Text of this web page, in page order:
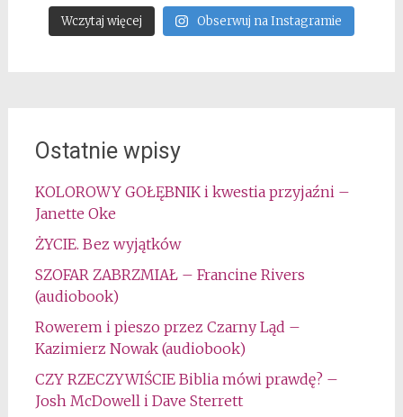
Wczytaj więcej Obserwuj na Instagramie
Ostatnie wpisy
KOLOROWY GOŁĘBNIK i kwestia przyjaźni –
Janette Oke
ŻYCIE. Bez wyjątków
SZOFAR ZABRZMIAŁ – Francine Rivers
(audiobook)
Rowerem i pieszo przez Czarny Ląd –
Kazimierz Nowak (audiobook)
CZY RZECZYWIŚCIE Biblia mówi prawdę? –
Josh McDowell i Dave Sterrett